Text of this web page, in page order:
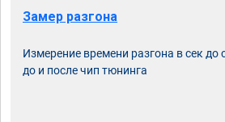
Замер разгона
Измерение времени разгона в сек до
до и после чип тюнинга